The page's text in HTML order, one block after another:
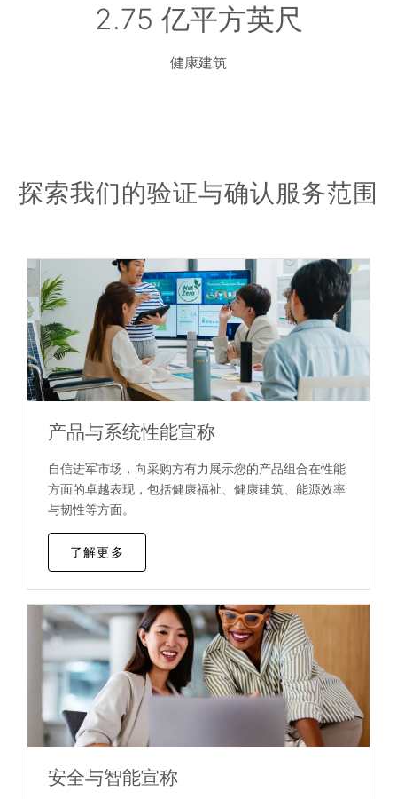
2.75 亿平方英尺
健康建筑
探索我们的验证与确认服务范围
产品与系统性能宣称
自信进军市场，向采购方有力展示您的产品组合在性能
方面的卓越表现，包括健康福祉、健康建筑、能源效率
与韧性等方面。
了解更多
安全与智能宣称